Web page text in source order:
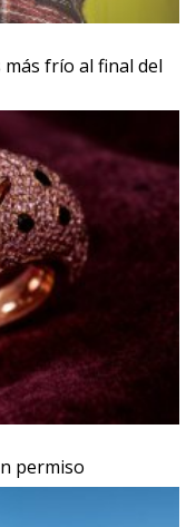
frío al final del
permiso